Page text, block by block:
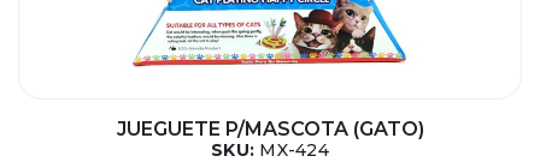
JUEGUETE P/MASCOTA (GATO)
SKU: MX-424